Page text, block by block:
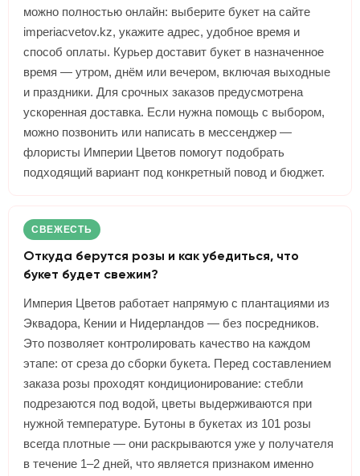
можно полностью онлайн: выберите букет на сайте
imperiacvetov.kz, укажите адрес, удобное время и
способ оплаты. Курьер доставит букет в назначенное
время — утром, днём или вечером, включая выходные
и праздники. Для срочных заказов предусмотрена
ускоренная доставка. Если нужна помощь с выбором,
можно позвонить или написать в мессенджер —
флористы Империи Цветов помогут подобрать
подходящий вариант под конкретный повод и бюджет.
СВЕЖЕСТЬ
Откуда берутся розы и как убедиться, что
букет будет свежим?
Империя Цветов работает напрямую с плантациями из
Эквадора, Кении и Нидерландов — без посредников.
Это позволяет контролировать качество на каждом
этапе: от среза до сборки букета. Перед составлением
заказа розы проходят кондиционирование: стебли
подрезаются под водой, цветы выдерживаются при
нужной температуре. Бутоны в букетах из 101 розы
всегда плотные — они раскрываются уже у получателя
в течение 1–2 дней, что является признаком именно